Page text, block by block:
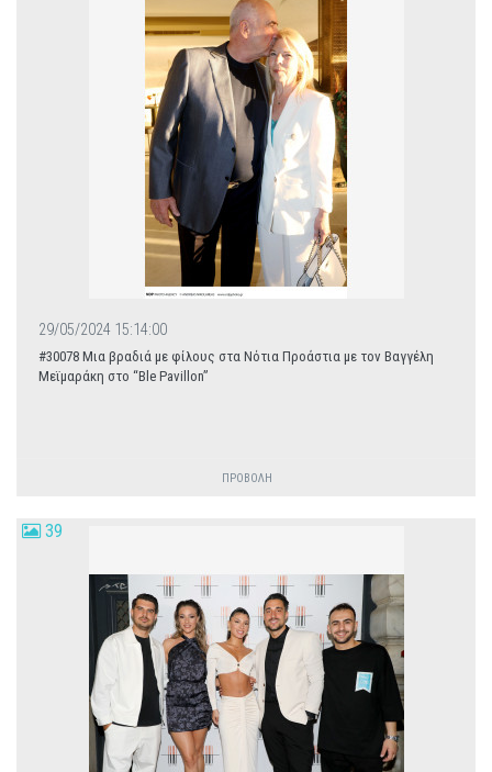
29/05/2024 15:14:00
#30078 Μια βραδιά με φίλους στα Νότια Προάστια με τον Βαγγέλη
Μεϊμαράκη στο “Ble Pavillon”
ΠΡΟΒΟΛΗ
39